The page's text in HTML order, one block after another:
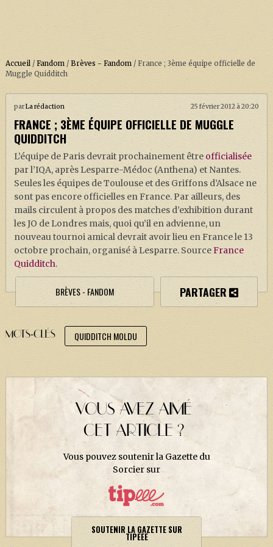
ACCUEIL
À PROPOS
SOUTENEZ-NOUS !
LA SÉRIE HARRY POTTER (REBOOT)
HARRY POTTER : LIVRES
BIOPICS DE HARRY POTTER
LES ANIMAUX FANTASTIQUES
J. K. ROWLING
ARTISANAT MOLDU
LES GRANDS ARTICLES DE LA GAZETTE
Accueil/ Fandom/ Brèves - Fandom/ France ; 3ème équipe officielle de
Muggle Quidditch
parLa rédaction 25 février 2012 à 20:20
FRANCE ; 3ÈME ÉQUIPE OFFICIELLE DE MUGGLE
QUIDDITCH
L’équipe de Paris devrait prochainement être officialisée
par l’IQA, après Lesparre-Médoc (Anthena) et Nantes.
Seules les équipes de Toulouse et des Griffons d’Alsace ne
sont pas encore officielles en France. Par ailleurs, des
mails circulent à propos des matches d’exhibition durant
les JO de Londres mais, quoi qu’il en advienne, un
nouveau tournoi amical devrait avoir lieu en France le 13
octobre prochain, organisé à Lesparre. SourceFrance
Quidditch.
BRÈVES - FANDOM PARTAGER
MOTS-CLÉS QUIDDITCH MOLDU
VOUS AVEZ AIMÉ
CET ARTICLE ?
Vous pouvez soutenir la Gazette du
Sorcier sur
SOUTENIR LA GAZETTE SUR
TIPEEE